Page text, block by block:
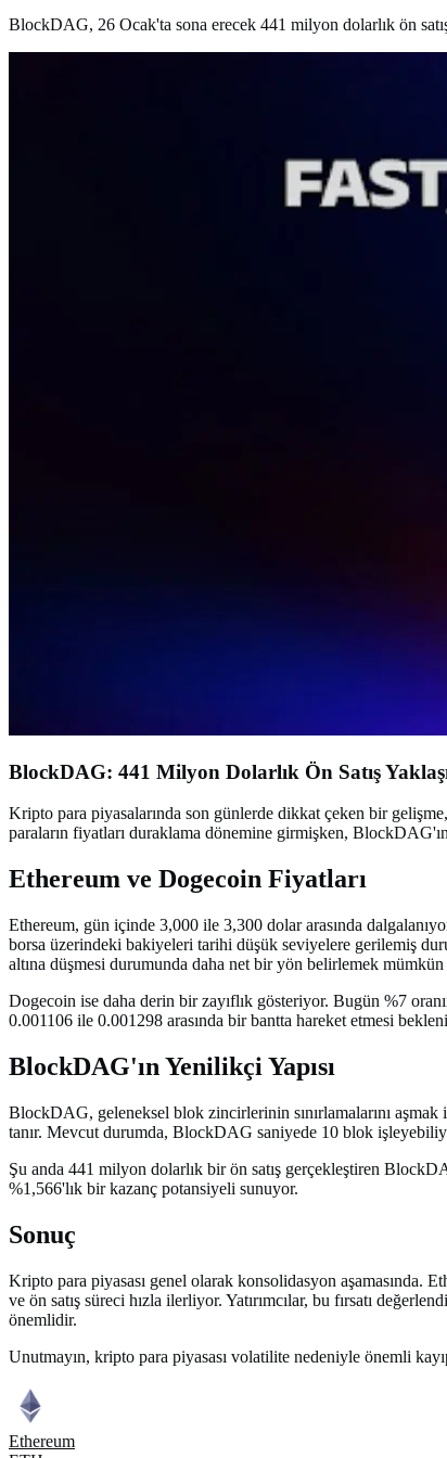
BlockDAG, 26 Ocak'ta sona erecek 441 milyon dolarlık ön
BlockDAG: 441 Milyon Dolarlık Ön Satış
Kripto para piyasalarında son günlerde dikkat çeken bir
paraların fiyatları duraklama dönemine girmişken,
Ethereum ve Dogecoin Fiyatları
Ethereum, gün içinde 3,000 ile 3,300 dolar arasında
borsa üzerindeki bakiyeleri tarihi düşük seviyelere gerilemiş
altına düşmesi durumunda daha net bir yön belirlemek
Dogecoin ise daha derin bir zayıflık gösteriyor. Bugün %7
0.001106 ile 0.001298 arasında bir bantta hareket etmesi
BlockDAG'ın Yenilikçi Yapısı
BlockDAG, geleneksel blok zincirlerinin sınırlamalarını
tanır. Mevcut durumda, BlockDAG saniyede 10 blok
Şu anda 441 milyon dolarlık bir ön satış gerçekleştiren
%1,566'lık bir kazanç potansiyeli sunuyor.
Sonuç
Kripto para piyasası genel olarak konsolidasyon
ve ön satış süreci hızla ilerliyor. Yatırımcılar, bu fırsatı
önemlidir.
Unutmayın, kripto para piyasası volatilite nedeniyle önemli
Ethereum